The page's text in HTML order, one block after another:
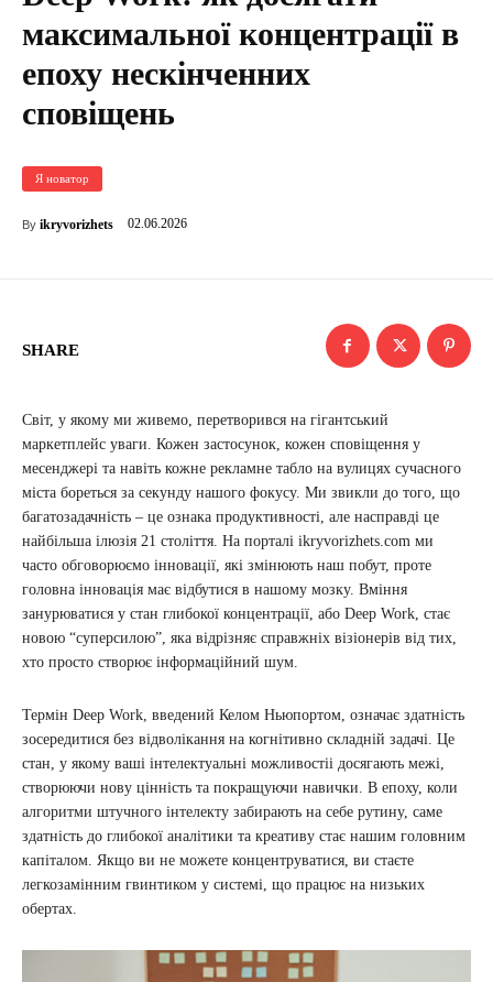
максимальної концентрації в
епоху нескінченних
сповіщень
Я новатор
By ikryvorizhets 02.06.2026
SHARE
Світ, у якому ми живемо, перетворився на гігантський
маркетплейс уваги. Кожен застосунок, кожен сповіщення у
месенджері та навіть кожне рекламне табло на вулицях сучасного
міста бореться за секунду нашого фокусу. Ми звикли до того, що
багатозадачність – це ознака продуктивності, але насправді це
найбільша ілюзія 21 століття. На порталі ikryvorizhets.com ми
часто обговорюємо інновації, які змінюють наш побут, проте
головна інновація має відбутися в нашому мозку. Вміння
занурюватися у стан глибокої концентрації, або Deep Work, стає
новою “суперсилою”, яка відрізняє справжніх візіонерів від тих,
хто просто створює інформаційний шум.
Термін Deep Work, введений Келом Ньюпортом, означає здатність
зосередитися без відволікання на когнітивно складній задачі. Це
стан, у якому ваші інтелектуальні можливостіі досягають межі,
створюючи нову цінність та покращуючи навички. В епоху, коли
алгоритми штучного інтелекту забирають на себе рутину, саме
здатність до глибокої аналітики та креативу стає нашим головним
капіталом. Якщо ви не можете концентруватися, ви стаєте
легкозамінним гвинтиком у системі, що працює на низьких
обертах.